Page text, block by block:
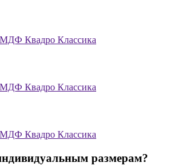
размерам?